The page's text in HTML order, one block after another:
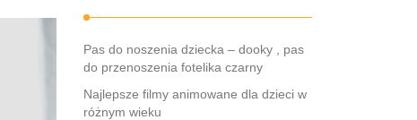
Pas do noszenia dziecka – dooky , pas
do przenoszenia fotelika czarny
Najlepsze filmy animowane dla dzieci w
różnym wieku